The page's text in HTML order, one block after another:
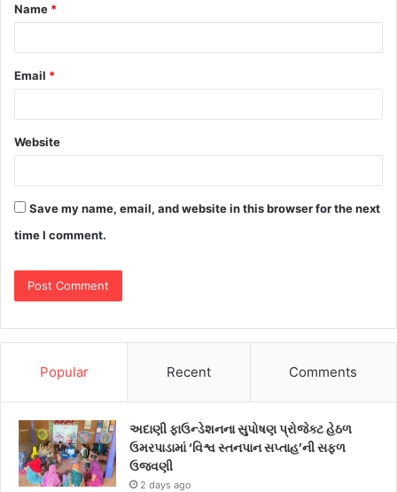
Name *
Email *
Website
Save my name, email, and website in this browser for the next
time I comment.
Popular Recent Comments
અદાણી ફાઉન્ડેશનના સુપોષણ પ્રોજેક્ટ હેઠળ
ઉમરપાડામાં ‘વિશ્વ સ્તનપાન સપ્તાહ’ની સફળ
ઉજવણી
2 days ago